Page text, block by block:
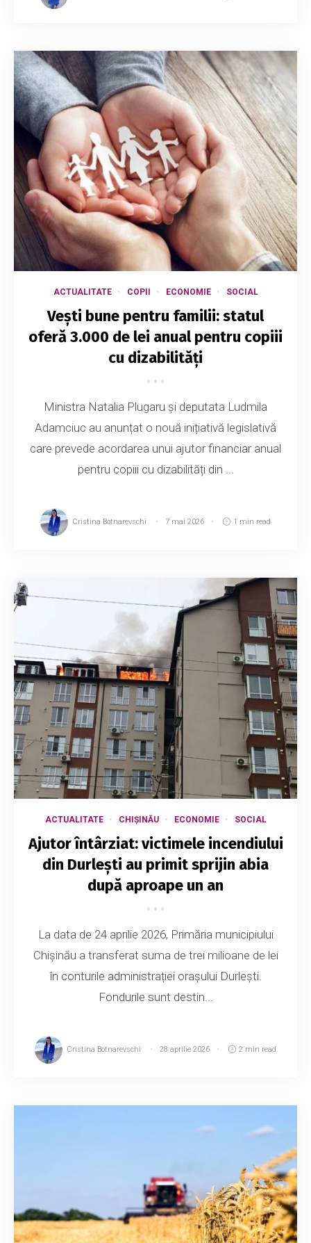
ACTUALITATE COPII ECONOMIE SOCIAL
Vești bune pentru familii: statul
oferă 3.000 de lei anual pentru copiii
cu dizabilități
Ministra Natalia Plugaru și deputata Ludmila
Adamciuc au anunțat o nouă inițiativă legislativă
care prevede acordarea unui ajutor financiar anual
pentru copiii cu dizabilități din ...
Cristina Botnarevschi 7 mai 2026 1 min read
ACTUALITATE CHIȘINĂU ECONOMIE SOCIAL
Ajutor întârziat: victimele incendiului
din Durlești au primit sprijin abia
după aproape un an
La data de 24 aprilie 2026, Primăria municipiului
Chișinău a transferat suma de trei milioane de lei
în conturile administrației orașului Durlești.
Fondurile sunt destin...
Cristina Botnarevschi 28 aprilie 2026 2 min read